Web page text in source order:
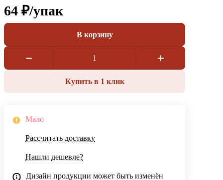
64 ₽/упак
В корзину
Купить в 1 клик
Мало
Рассчитать доставку
Нашли дешевле?
Дизайн продукции может быть изменён